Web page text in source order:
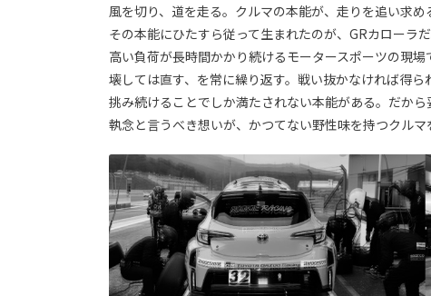
風を切り、道を走る。クルマの本能が、走りを追い求め
その本能にひたすら従って生まれたのが、GRカローラ
高い負荷が長時間かかり続けるモータースポーツの現場
壊しては直す、を常に繰り返す。戦い抜かなければ得ら
挑み続けることでしか満たされない本能がある。だから
執念と言うべき想いが、かつてない野性味を持つクルマ